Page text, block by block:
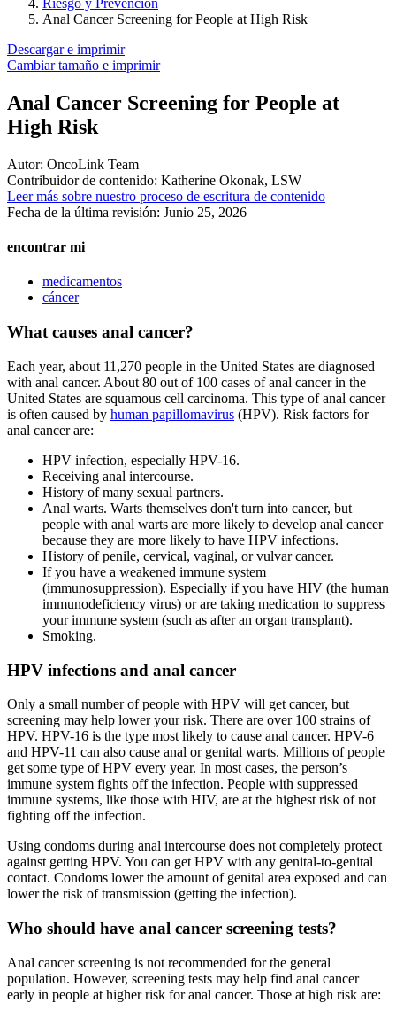
Riesgo y Prevención
Anal Cancer Screening for People at High Risk
Descargar e imprimir
Cambiar tamaño e imprimir
Anal Cancer Screening for People at
High Risk
Autor: OncoLink Team
Contribuidor de contenido: Katherine Okonak, LSW
Leer más sobre nuestro proceso de escritura de contenido
Fecha de la última revisión: Junio 25, 2026
encontrar mi
medicamentos
cáncer
What causes anal cancer?
Each year, about 11,270 people in the United States are diagnosed
with anal cancer. About 80 out of 100 cases of anal cancer in the
United States are squamous cell carcinoma. This type of anal cancer
is often caused by human papillomavirus (HPV). Risk factors for
anal cancer are:
HPV infection, especially HPV-16.
Receiving anal intercourse.
History of many sexual partners.
Anal warts. Warts themselves don't turn into cancer, but
people with anal warts are more likely to develop anal cancer
because they are more likely to have HPV infections.
History of penile, cervical, vaginal, or vulvar cancer.
If you have a weakened immune system
(immunosuppression). Especially if you have HIV (the human
immunodeficiency virus) or are taking medication to suppress
your immune system (such as after an organ transplant).
Smoking.
HPV infections and anal cancer
Only a small number of people with HPV will get cancer, but
screening may help lower your risk. There are over 100 strains of
HPV. HPV-16 is the type most likely to cause anal cancer. HPV-6
and HPV-11 can also cause anal or genital warts. Millions of people
get some type of HPV every year. In most cases, the person’s
immune system fights off the infection. People with suppressed
immune systems, like those with HIV, are at the highest risk of not
fighting off the infection.
Using condoms during anal intercourse does not completely protect
against getting HPV. You can get HPV with any genital-to-genital
contact. Condoms lower the amount of genital area exposed and can
lower the risk of transmission (getting the infection).
Who should have anal cancer screening tests?
Anal cancer screening is not recommended for the general
population. However, screening tests may help find anal cancer
early in people at higher risk for anal cancer. Those at high risk are: